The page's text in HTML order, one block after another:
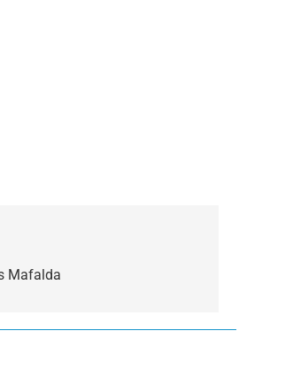
Mafalda